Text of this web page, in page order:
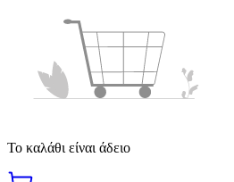
Το καλάθι είναι άδειο